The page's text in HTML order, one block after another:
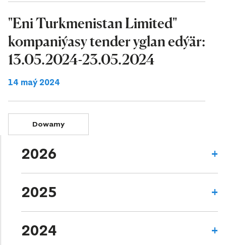
"Eni Turkmenistan Limited"
kompaniýasy tender yglan edýär:
13.05.2024-23.05.2024
14 maý 2024
Dowamy
2026
2025
2024